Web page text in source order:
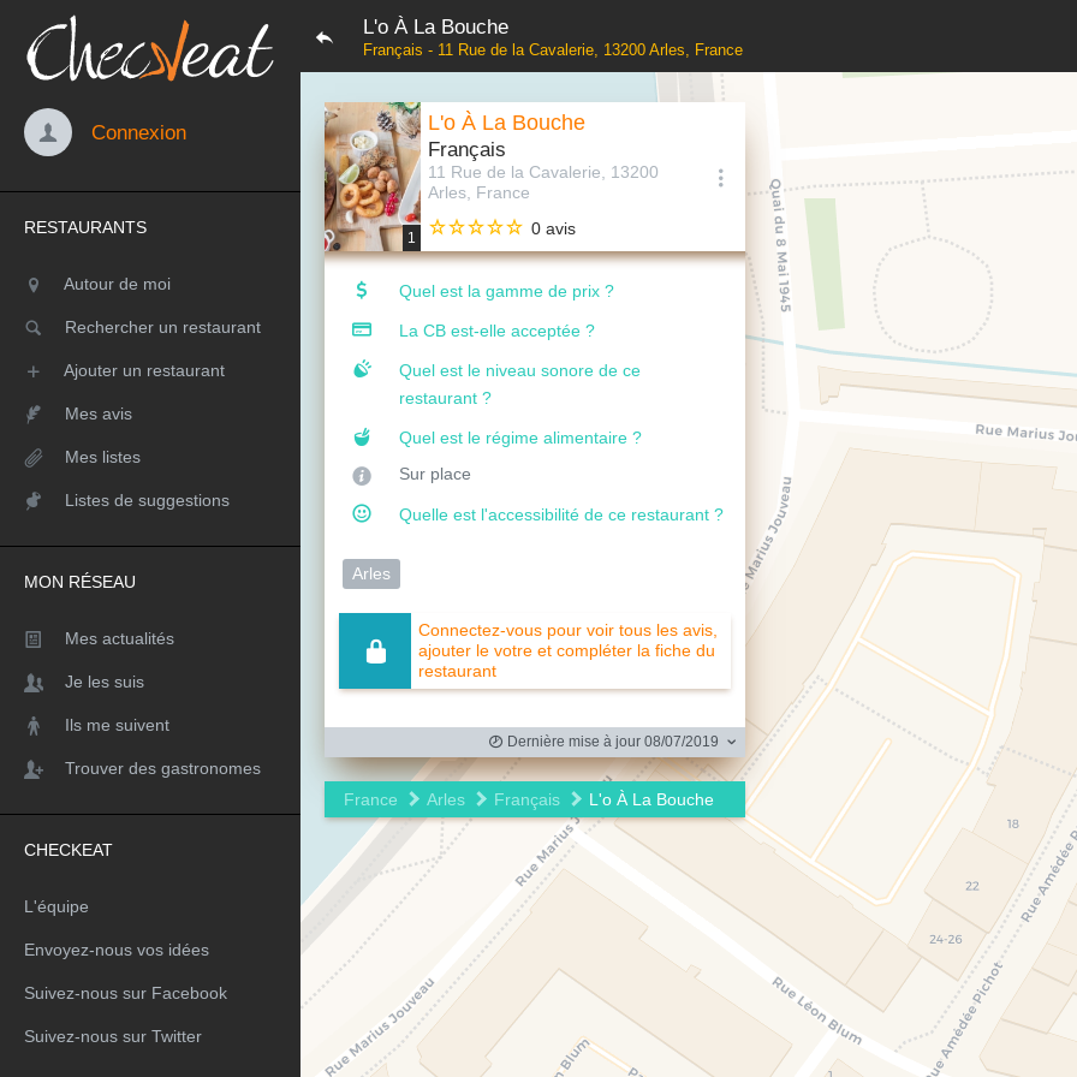
L'o À La Bouche
Français - 11 Rue de la Cavalerie, 13200 Arles, France
Connexion
RESTAURANTS
Autour de moi
Rechercher un restaurant
Ajouter un restaurant
Mes avis
Mes listes
Listes de suggestions
MON RÉSEAU
Mes actualités
Je les suis
Ils me suivent
Trouver des gastronomes
CHECKEAT
L'équipe
Envoyez-nous vos idées
Suivez-nous sur Facebook
Suivez-nous sur Twitter
1
L'o À La Bouche
Français
11 Rue de la Cavalerie, 13200
Arles, France
0 avis
Quel est la gamme de prix ?
La CB est-elle acceptée ?
Quel est le niveau sonore de ce
restaurant ?
Quel est le régime alimentaire ?
Sur place
Quelle est l'accessibilité de ce restaurant ?
Arles
Connectez-vous pour voir tous les avis,
ajouter le votre et compléter la fiche du
restaurant
Dernière mise à jour 08/07/2019
France Arles Français L'o À La Bouche